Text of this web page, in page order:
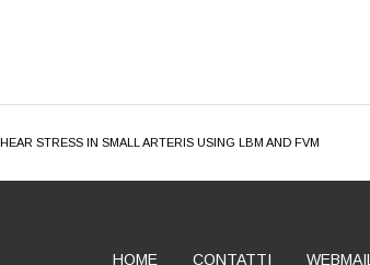
STRESS IN SMALL ARTERIS USING LBM AND FVM
HOME CONTATTI WEBMAIL